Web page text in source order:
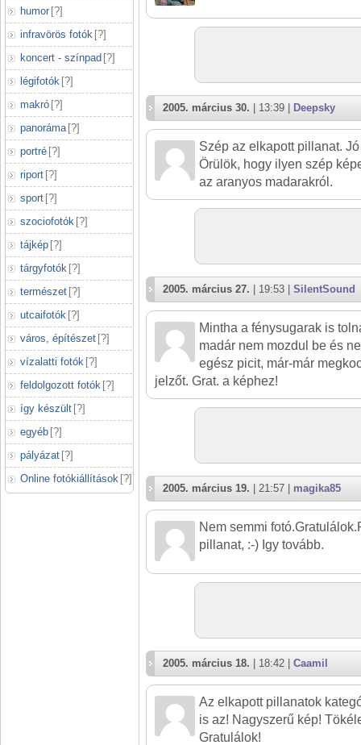
humor [?]
infravörös fotók [?]
koncert - színpad [?]
légifotók [?]
makró [?]
panoráma [?]
portré [?]
riport [?]
sport [?]
szociofotók [?]
tájkép [?]
tárgyfotók [?]
természet [?]
utcaifotók [?]
város, építészet [?]
vízalatti fotók [?]
feldolgozott fotók [?]
így készült [?]
egyéb [?]
pályázat [?]
Online fotókiállítások [?]
2005. március 30. | 13:39 | Deepsky
Szép az elkapott pillanat.
Örülök, hogy ilyen szép
az aranyos madarakról.
2005. március 27. | 19:53 | SilentSound
Mintha a fénysugarak is
madár nem mozdul be és
egész picit, már-már
jelzőt. Grat. a képhez!
2005. március 19. | 21:57 | magika85
Nem semmi
pillanat, :-) Igy tovább.
2005. március 18. | 18:42 | Caamil
Az elkapott pillanatok
is az! Nagyszerű kép!
Gratulálok!